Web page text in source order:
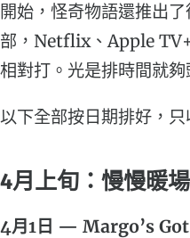
開始，怪奇物語還推出
部，Netflix、Apple
相對打。光是排時間就夠
以下全部按日期排好，
4月上旬：慢慢暖
4月1日 — Margo’s